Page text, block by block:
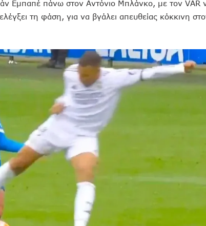
Εμπαπέ πάνω στον Αντόνιο Μπλάνκο, με τον VAR
τη φάση, για να βγάλει απευθείας κόκκινη